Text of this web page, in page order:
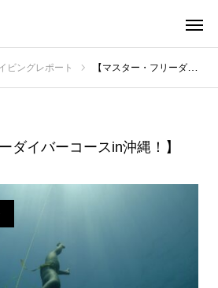
ビングレポート 【マスター・フリーダイバーコースin沖縄！】
ダイバーコースin沖縄！】